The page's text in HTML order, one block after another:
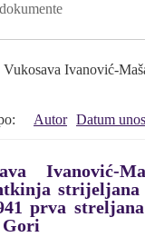
Vukosava Ivanović-
Autor Datum
Ivanović-
prva